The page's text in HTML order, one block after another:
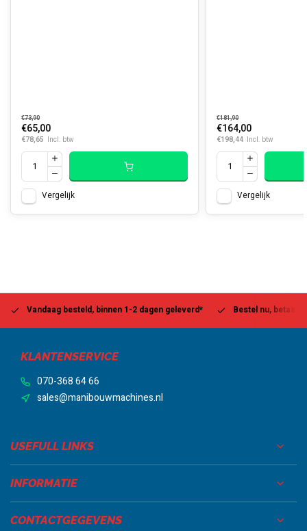
€73,90
€65,00
€78,65 Incl. btw
Vergelijk
€181,90
€164,00
€198,44 Incl. btw
Vergelijk
Vandaag besteld, binnen 1-2 dagen geleverd* Bestel nu, betaal
KLANTENSERVICE
070-368 64 66
sales@manibouwmachines.nl
USEFULL LINKS
INFORMATIE
CONTACTGEGEVENS